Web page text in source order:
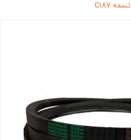
تسمه C187